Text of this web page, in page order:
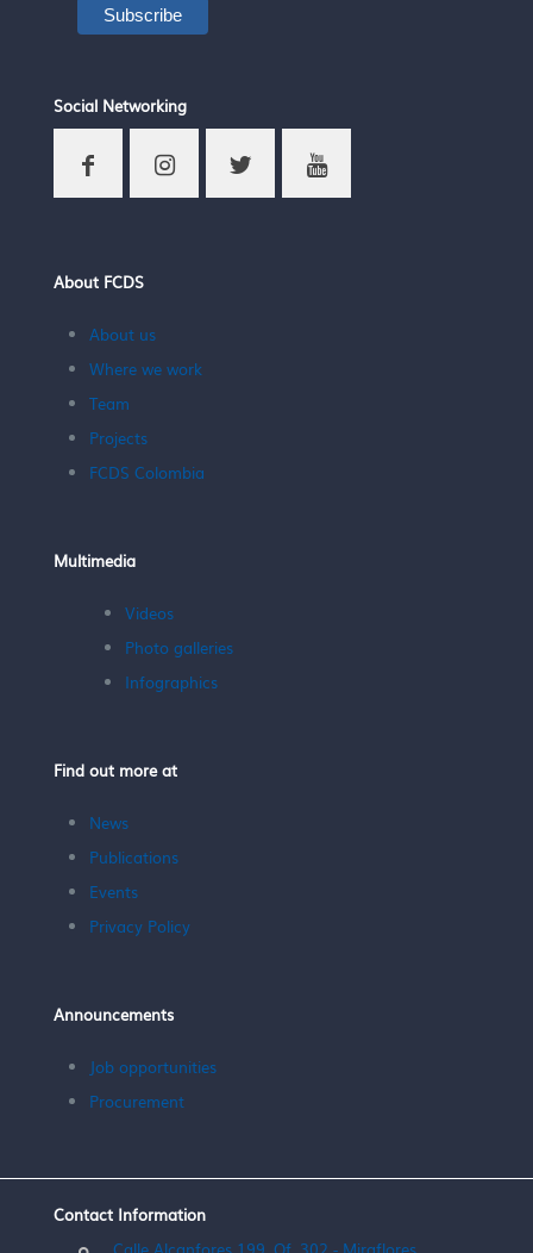
Social Networking
About FCDS
About us
Where we work
Team
Projects
FCDS Colombia
Multimedia
Videos
Photo galleries
Infographics
Find out more at
News
Publications
Events
Privacy Policy
Announcements
Job opportunities
Procurement
Contact Information